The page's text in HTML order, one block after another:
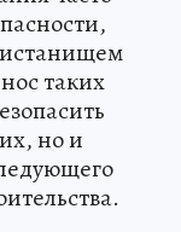
таких
но и